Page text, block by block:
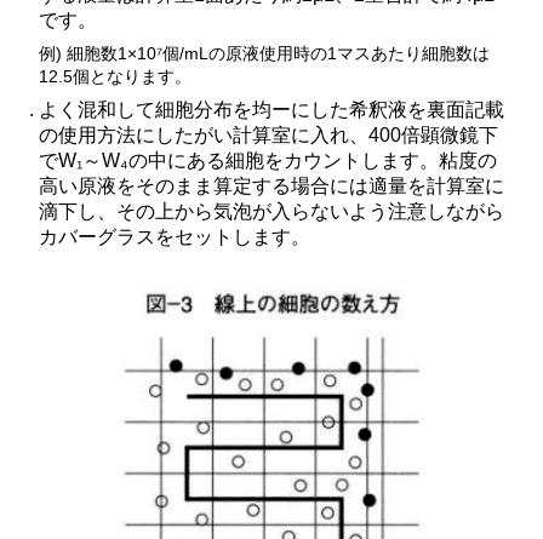
です。
例) 細胞数1×10⁷個/mLの原液使用時の1マスあたり細胞数は
12.5個となります。
よく混和して細胞分布を均ーにした希釈液を裏面記載
の使用方法にしたがい計算室に入れ、400倍顕微鏡下
でW₁～W₄の中にある細胞をカウントします。粘度の
高い原液をそのまま算定する場合には適量を計算室に
滴下し、その上から気泡が入らないよう注意しながら
カバーグラスをセットします。